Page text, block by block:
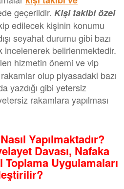
geçerlidir. Kişi takibi özel
edilecek kişinin konumu
seyahat durumu gibi bazı
incelenerek belirlenmektedir.
hizmetin önemi ve vip
olup piyasadaki bazı
yazdığı gibi yetersiz
rakamlara yapılması
Yapılmaktadır?
Davası, Nafaka
Toplama Uygulamaları